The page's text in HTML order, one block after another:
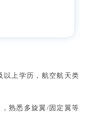
以上学历，航空航天类
熟悉多旋翼/固定翼等